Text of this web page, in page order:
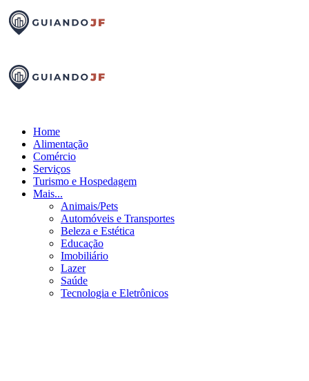
Home
Alimentação
Comércio
Serviços
Turismo e Hospedagem
Mais...
Animais/Pets
Automóveis e Transportes
Beleza e Estética
Educação
Imobiliário
Lazer
Saúde
Tecnologia e Eletrônicos